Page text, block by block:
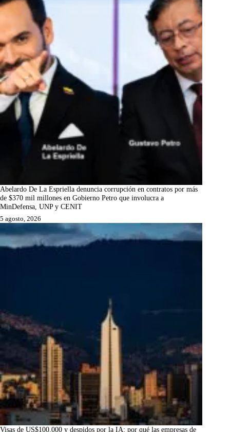
Abelardo De La Espriella denuncia corrupción en contratos por más
de $370 mil millones en Gobierno Petro que involucra a
MinDefensa, UNP y CENIT
5 agosto, 2026
Visas de US$100.000 y despidos por la IA: por qué las empresas de